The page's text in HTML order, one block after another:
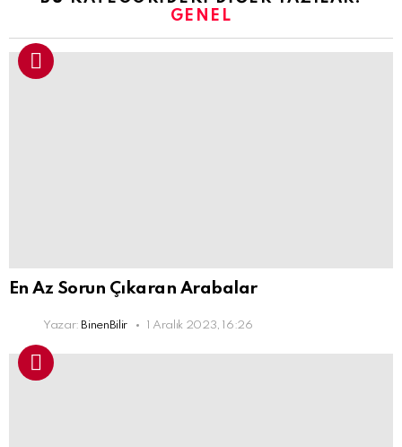
GENEL
En Az Sorun Çıkaran Arabalar
Yazar: BinenBilir 1 Aralık 2023, 16:26